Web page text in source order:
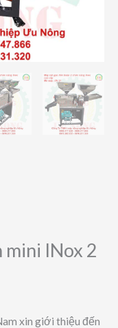
mini INox 2
xin giới thiệu đến